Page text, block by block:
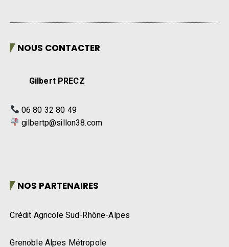
NOUS CONTACTER
Gilbert PRECZ
06 80 32 80 49
gilbertp@sillon38.com
NOS PARTENAIRES
Crédit Agricole Sud-Rhône-Alpes
Grenoble Alpes Métropole